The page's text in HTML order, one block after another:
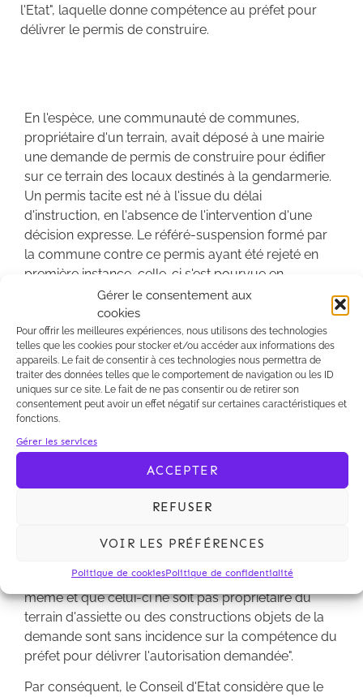
Gérer le consentement aux
cookies
Pour offrir les meilleures expériences, nous utilisons des technologies
telles que les cookies pour stocker et/ou accéder aux informations des
appareils. Le fait de consentir à ces technologies nous permettra de
traiter des données telles que le comportement de navigation ou les ID
uniques sur ce site. Le fait de ne pas consentir ou de retirer son
consentement peut avoir un effet négatif sur certaines caractéristiques et
fonctions.
Gérer les services
ACCEPTER
REFUSER
VOIR LES PRÉFÉRENCES
Politique de cookiesPolitique de confidentialité
l'Etat", laquelle donne compétence au préfet pour
délivrer le permis de construire.
En l'espèce, une communauté de communes,
propriétaire d'un terrain, avait déposé à une mairie
une demande de permis de construire pour édifier
sur ce terrain des locaux destinés à la gendarmerie.
Un permis tacite est né à l'issue du délai
d'instruction, en l'absence de l'intervention d'une
décision expresse. Le référé-suspension formé par
la commune contre ce permis ayant été rejeté en
première instance, celle-ci s'est pourvue en
A cette occasion, le Conseil d'Etat rappelle tout
d'abord que le préfet est compétent, en vertu des
articles L. 422-2 et R. 422-2 du code de
l'urbanisme, pour délivrer le permis de construire
"lorsque la construction envisagée est réalisée pour
le compte de l'Etat". Il rattache ensuite cette notion
de réalisation pour le compte de l'Etat à "l'exercice
l'accomplissement de laquelle le législateur a
en raison des buts d'intérêt général poursuivis".
le demandeur de l'autorisation ne soit pas l'Etat lui-
même et que celui-ci ne soit pas propriétaire du
terrain d'assiette ou des constructions objets de la
demande sont sans incidence sur la compétence du
préfet pour délivrer l'autorisation demandée".
Par conséquent, le Conseil d'Etat considère que le